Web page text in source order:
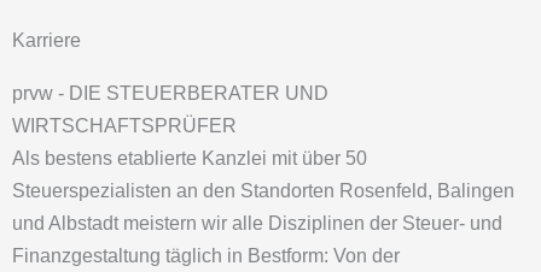
Karriere
prvw - DIE STEUERBERATER UND
WIRTSCHAFTSPRÜFER
Als bestens etablierte Kanzlei mit über 50
Steuerspezialisten an den Standorten Rosenfeld, Balingen
und Albstadt meistern wir alle Disziplinen der Steuer- und
Finanzgestaltung täglich in Bestform: Von der